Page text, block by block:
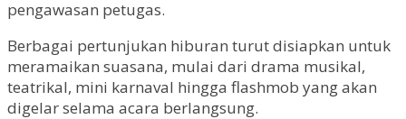
pengawasan petugas.
Berbagai pertunjukan hiburan turut disiapkan untuk
meramaikan suasana, mulai dari drama musikal,
teatrikal, mini karnaval hingga flashmob yang akan
digelar selama acara berlangsung.